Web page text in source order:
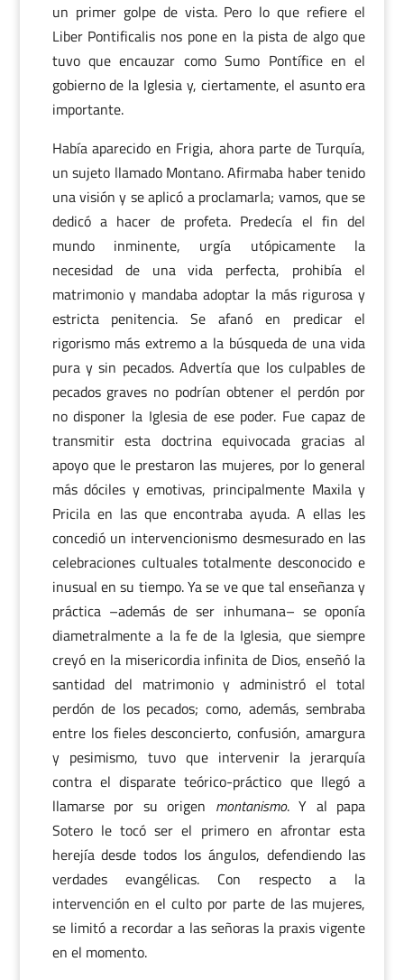
un primer golpe de vista. Pero lo que refiere el
Liber Pontificalis nos pone en la pista de algo que
tuvo que encauzar como Sumo Pontífice en el
gobierno de la Iglesia y, ciertamente, el asunto era
importante.
Había aparecido en Frigia, ahora parte de Turquía,
un sujeto llamado Montano. Afirmaba haber tenido
una visión y se aplicó a proclamarla; vamos, que se
dedicó a hacer de profeta. Predecía el fin del
mundo inminente, urgía utópicamente la
necesidad de una vida perfecta, prohibía el
matrimonio y mandaba adoptar la más rigurosa y
estricta penitencia. Se afanó en predicar el
rigorismo más extremo a la búsqueda de una vida
pura y sin pecados. Advertía que los culpables de
pecados graves no podrían obtener el perdón por
no disponer la Iglesia de ese poder. Fue capaz de
transmitir esta doctrina equivocada gracias al
apoyo que le prestaron las mujeres, por lo general
más dóciles y emotivas, principalmente Maxila y
Pricila en las que encontraba ayuda. A ellas les
concedió un intervencionismo desmesurado en las
celebraciones cultuales totalmente desconocido e
inusual en su tiempo. Ya se ve que tal enseñanza y
práctica –además de ser inhumana– se oponía
diametralmente a la fe de la Iglesia, que siempre
creyó en la misericordia infinita de Dios, enseñó la
santidad del matrimonio y administró el total
perdón de los pecados; como, además, sembraba
entre los fieles desconcierto, confusión, amargura
y pesimismo, tuvo que intervenir la jerarquía
contra el disparate teórico-práctico que llegó a
llamarse por su origen montanismo. Y al papa
Sotero le tocó ser el primero en afrontar esta
herejía desde todos los ángulos, defendiendo las
verdades evangélicas. Con respecto a la
intervención en el culto por parte de las mujeres,
se limitó a recordar a las señoras la praxis vigente
en el momento.